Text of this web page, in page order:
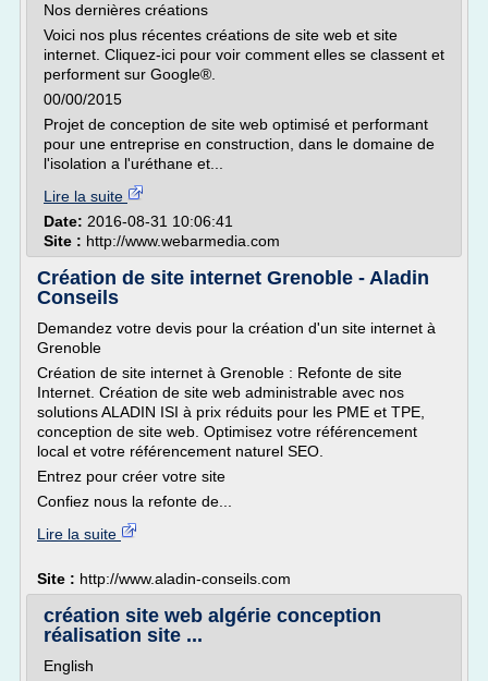
Nos dernières créations
Voici nos plus récentes créations de site web et site
internet. Cliquez-ici pour voir comment elles se classent et
performent sur Google®.
00/00/2015
Projet de conception de site web optimisé et performant
pour une entreprise en construction, dans le domaine de
l'isolation a l'uréthane et...
Lire la suite
Date: 2016-08-31 10:06:41
Site : http://www.webarmedia.com
Création de site internet Grenoble - Aladin
Conseils
Demandez votre devis pour la création d'un site internet à
Grenoble
Création de site internet à Grenoble : Refonte de site
Internet. Création de site web administrable avec nos
solutions ALADIN ISI à prix réduits pour les PME et TPE,
conception de site web. Optimisez votre référencement
local et votre référencement naturel SEO.
Entrez pour créer votre site
Confiez nous la refonte de...
Lire la suite
Site : http://www.aladin-conseils.com
création site web algérie conception
réalisation site ...
English